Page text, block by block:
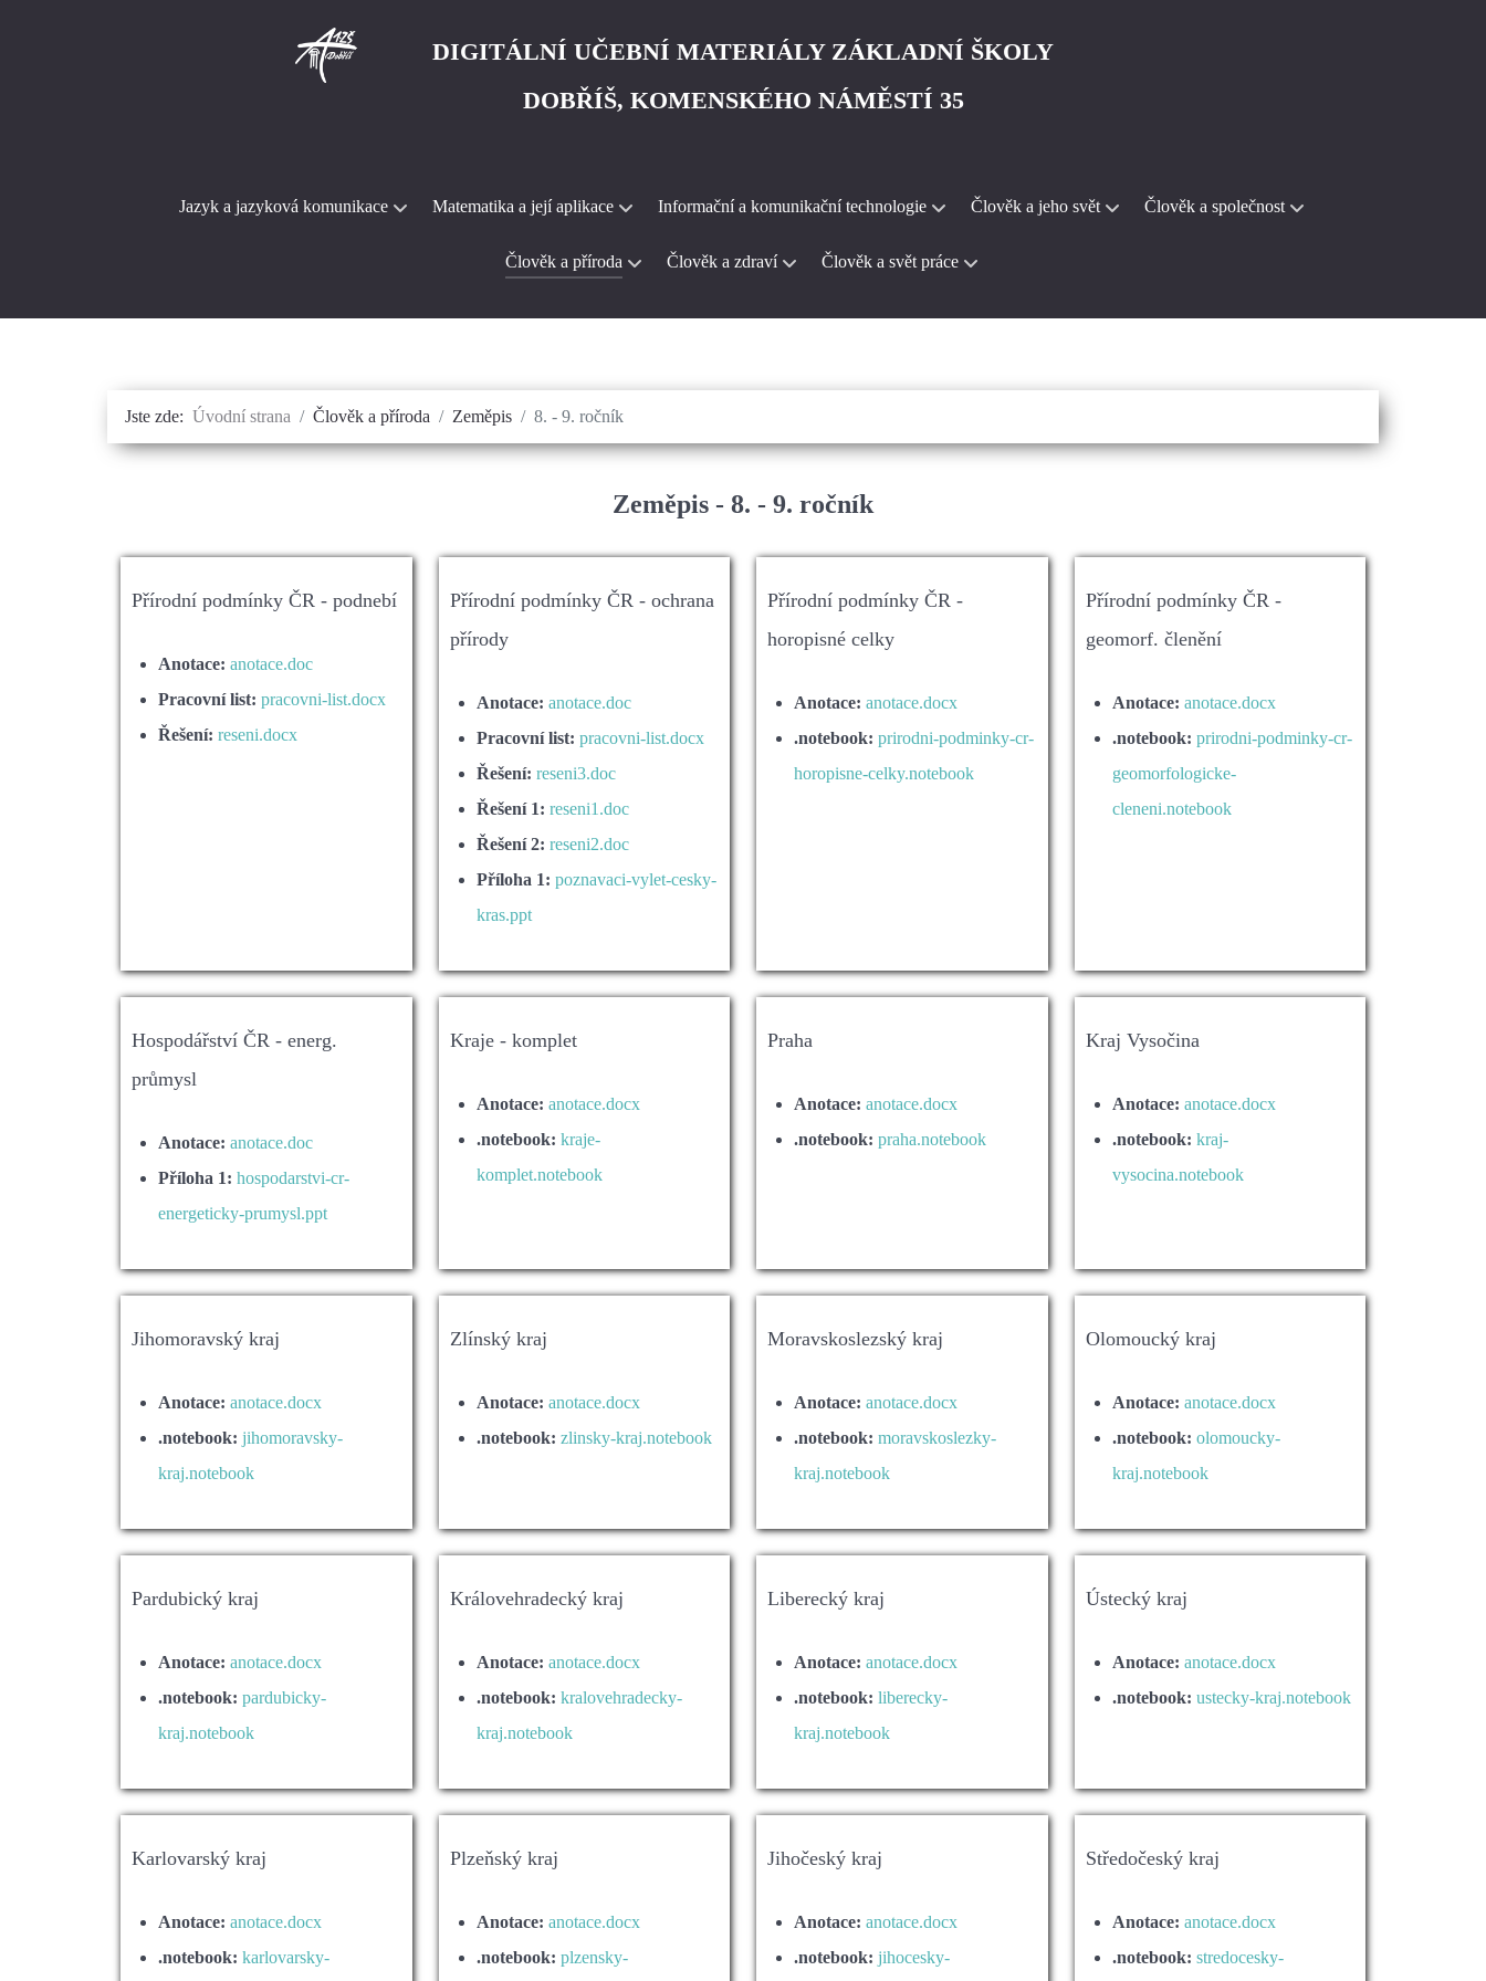
DIGITÁLNÍ UČEBNÍ MATERIÁLY ZÁKLADNÍ ŠKOLY
DOBŘÍŠ, KOMENSKÉHO NÁMĚSTÍ 35
Jazyk a jazyková komunikace Matematika a její aplikace Informační a komunikační technologie Člověk a jeho svět Člověk a společnost
Člověk a příroda Člověk a zdraví Člověk a svět práce
Jste zde: Úvodní strana Člověk a příroda Zeměpis 8. - 9. ročník
Zeměpis - 8. - 9. ročník
Přírodní podmínky ČR - podnebí
Anotace: anotace.doc
Pracovní list: pracovni-list.docx
Řešení: reseni.docx
Přírodní podmínky ČR - ochrana
přírody
Anotace: anotace.doc
Pracovní list: pracovni-list.docx
Řešení: reseni3.doc
Řešení 1: reseni1.doc
Řešení 2: reseni2.doc
Příloha 1: poznavaci-vylet-cesky-
kras.ppt
Přírodní podmínky ČR -
horopisné celky
Anotace: anotace.docx
.notebook: prirodni-podminky-cr-
horopisne-celky.notebook
Přírodní podmínky ČR -
geomorf. členění
Anotace: anotace.docx
.notebook: prirodni-podminky-cr-
geomorfologicke-
cleneni.notebook
Hospodářství ČR - energ.
průmysl
Anotace: anotace.doc
Příloha 1: hospodarstvi-cr-
energeticky-prumysl.ppt
Kraje - komplet
Anotace: anotace.docx
.notebook: kraje-
komplet.notebook
Praha
Anotace: anotace.docx
.notebook: praha.notebook
Kraj Vysočina
Anotace: anotace.docx
.notebook: kraj-
vysocina.notebook
Jihomoravský kraj
Anotace: anotace.docx
.notebook: jihomoravsky-
kraj.notebook
Zlínský kraj
Anotace: anotace.docx
.notebook: zlinsky-kraj.notebook
Moravskoslezský kraj
Anotace: anotace.docx
.notebook: moravskoslezky-
kraj.notebook
Olomoucký kraj
Anotace: anotace.docx
.notebook: olomoucky-
kraj.notebook
Pardubický kraj
Anotace: anotace.docx
.notebook: pardubicky-
kraj.notebook
Královehradecký kraj
Anotace: anotace.docx
.notebook: kralovehradecky-
kraj.notebook
Liberecký kraj
Anotace: anotace.docx
.notebook: liberecky-
kraj.notebook
Ústecký kraj
Anotace: anotace.docx
.notebook: ustecky-kraj.notebook
Karlovarský kraj
Anotace: anotace.docx
.notebook: karlovarsky-
Plzeňský kraj
Anotace: anotace.docx
.notebook: plzensky-
Jihočeský kraj
Anotace: anotace.docx
.notebook: jihocesky-
Středočeský kraj
Anotace: anotace.docx
.notebook: stredocesky-